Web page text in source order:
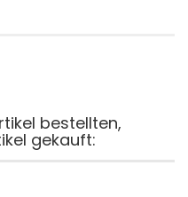
bestellten,
gekauft: